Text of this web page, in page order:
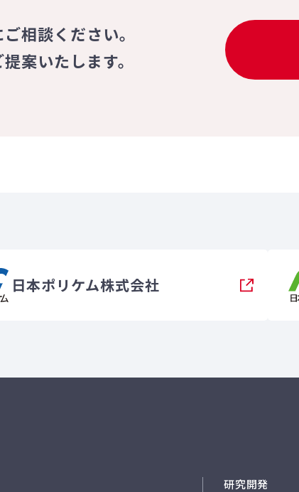
相談ください。
案いたします。
日本ポリケム株式会社
研究開発